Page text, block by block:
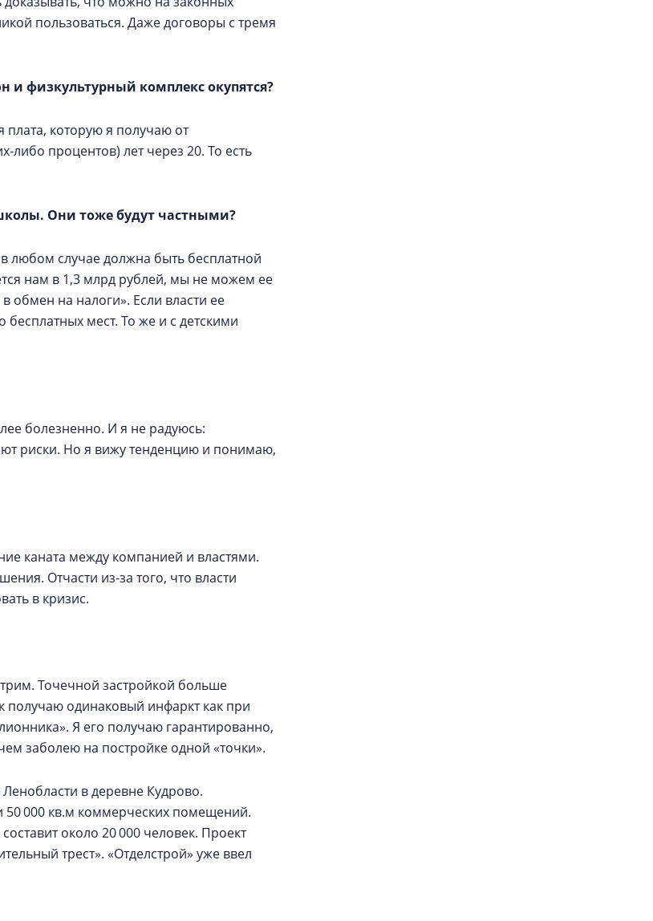
пользоваться. Даже договоры с тремя
и физкультурный комплекс окупятся?
которую я получаю от
процентов) лет через 20. То есть
Они тоже будут частными?
любом случае должна быть бесплатной
нам в 1,3 млрд рублей, мы не можем ее
обмен на налоги». Если власти ее
мест. То же и с детскими
болезненно. И я не радуюсь:
риски. Но я вижу тенденцию и понимаю,
каната между компанией и властями.
Отчасти из-за того, что власти
в кризис.
Точечной застройкой больше
получаю одинаковый инфаркт как при
Я его получаю гарантированно,
заболею на постройке одной «точки».
в деревне Кудрово.
50 000 кв.м коммерческих помещений.
около 20 000 человек. Проект
трест». «Отделстрой» уже ввел